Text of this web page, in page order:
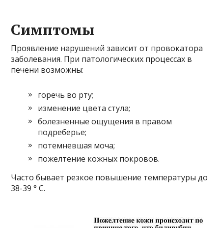
Симптомы
Проявление нарушений зависит от провокатора
заболевания. При патологических процессах в
печени возможны:
горечь во рту;
изменение цвета стула;
болезненные ощущения в правом
подреберье;
потемневшая моча;
пожелтение кожных покровов.
Часто бывает резкое повышение температуры до
38-39 ° C.